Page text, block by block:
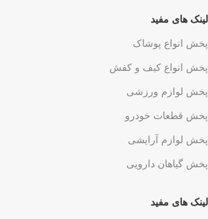
لینک های مفید
پخش انواع پوشاک
پخش انواع کیف و کفش
پخش لوازم ورزشی
پخش قطعات خودرو
پخش لوازم آرایشی
پخش گیاهان دارویی
لینک های مفید